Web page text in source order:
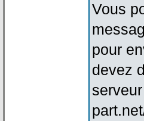
Vous
pour
devez